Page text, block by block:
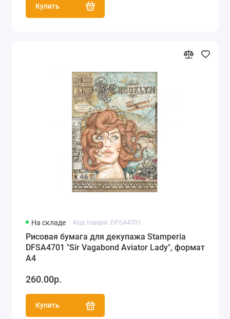
Купить
На складе Код товара: DFSA4701
Рисовая бумага для декупажа Stamperia
DFSA4701 "Sir Vagabond Aviator Lady", формат
А4
260.00р.
Купить